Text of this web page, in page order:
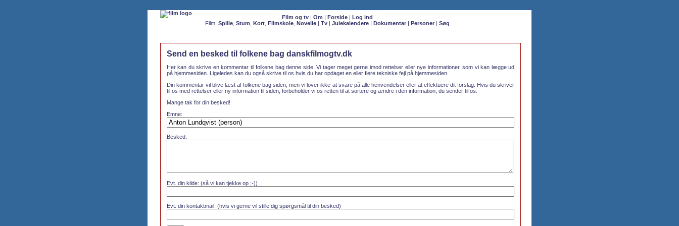
Film og tv| Om | Forside| Log ind
Film: Spille, Stum Kort, Filmskole, Novelle| Tv| Julekalendere| Dokumentar| Personer| Søg
Send en besked til folkene bag danskfilmogtv.dk
Her kan du skrive en kommentar til folkene bag denne side. Vi tager meget gerne imod rettelser eller nye informationer, som vi kan lægge ud
på hjemmesiden. Ligeledes kan du også skrive til os hvis du har opdaget en eller flere tekniske fejl på hjemmesiden.
Din kommentar vil blive læst af folkene bag siden, men vi lover ikke at svare på alle henvendelser eller at effektuere dit forslag. Hvis du skriver
til os med rettelser eller ny information til siden, forbeholder vi os retten til at sortere og ændre i den information, du sender til os.
Mange tak for din besked!
Emne:
Besked:
Evt. din kilde: (så vi kan tjekke op ;-))
Evt. din kontaktmail: (hvis vi gerne vil stille dig spørgsmål til din besked)